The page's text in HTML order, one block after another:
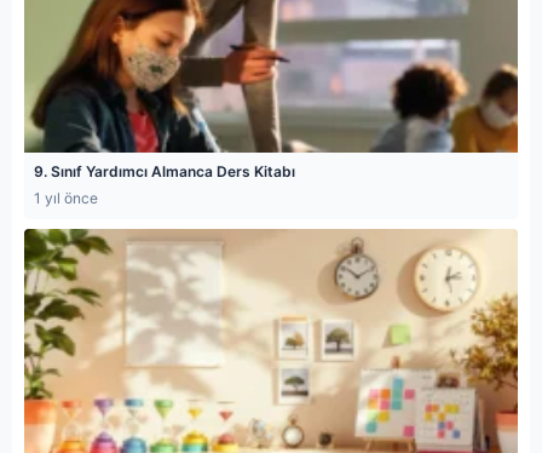
9. Sınıf Yardımcı Almanca Ders Kitabı
1 yıl önce